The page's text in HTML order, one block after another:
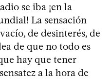
se iba ¡en la
La sensación
de desinterés, de
de que no todo es
hay que tener
a la hora de